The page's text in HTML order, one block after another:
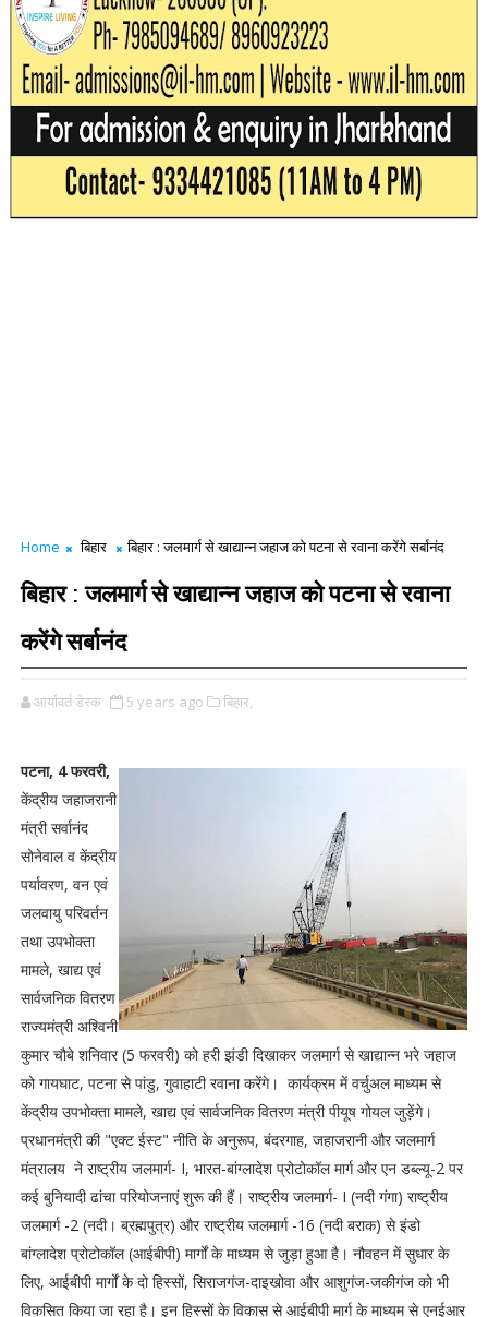
Home बिहार बिहार : जलमार्ग से खाद्यान्न जहाज को पटना से रवाना करेंगे सर्बानंद
बिहार : जलमार्ग से खाद्यान्न जहाज को पटना से रवाना
करेंगे सर्बानंद
आर्यावर्त डेस्क 5 years ago बिहार,
पटना, 4 फरवरी,
केंद्रीय जहाजरानी
मंत्री सर्वानंद
सोनेवाल व केंद्रीय
पर्यावरण, वन एवं
जलवायु परिवर्तन
तथा उपभोक्ता
मामले, खाद्य एवं
सार्वजनिक वितरण
राज्यमंत्री अश्विनी
कुमार चौबे शनिवार (5 फरवरी) को हरी झंडी दिखाकर जलमार्ग से खाद्यान्न भरे जहाज
को गायघाट, पटना से पांडु, गुवाहाटी रवाना करेंगे। कार्यक्रम में वर्चुअल माध्यम से
केंद्रीय उपभोक्ता मामले, खाद्य एवं सार्वजनिक वितरण मंत्री पीयूष गोयल जुड़ेंगे।
प्रधानमंत्री की "एक्ट ईस्ट" नीति के अनुरूप, बंदरगाह, जहाजरानी और जलमार्ग
मंत्रालय ने राष्ट्रीय जलमार्ग- I, भारत-बांग्लादेश प्रोटोकॉल मार्ग और एन डब्ल्यू-2 पर
कई बुनियादी ढांचा परियोजनाएं शुरू की हैं। राष्ट्रीय जलमार्ग- I (नदी गंगा) राष्ट्रीय
जलमार्ग -2 (नदी। ब्रह्मपुत्र) और राष्ट्रीय जलमार्ग -16 (नदी बराक) से इंडो
बांग्लादेश प्रोटोकॉल (आईबीपी) मार्गों के माध्यम से जुड़ा हुआ है। नौवहन में सुधार के
लिए, आईबीपी मार्गों के दो हिस्सों, सिराजगंज-दाइखोवा और आशुगंज-जकीगंज को भी
विकसित किया जा रहा है। इन हिस्सों के विकास से आईबीपी मार्ग के माध्यम से एनईआर